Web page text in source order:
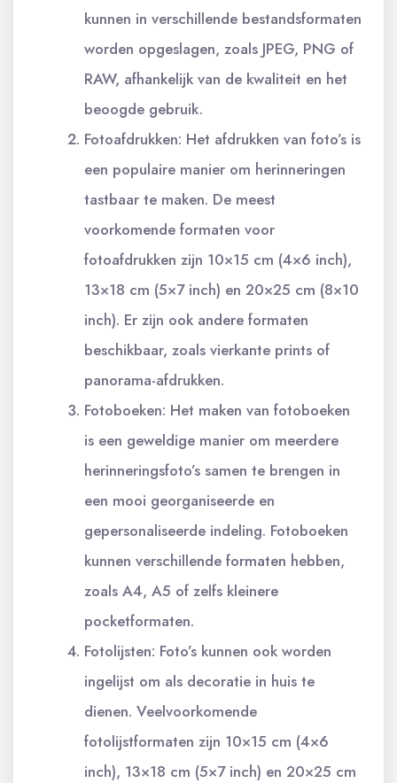
kunnen in verschillende bestandsformaten
worden opgeslagen, zoals JPEG, PNG of
RAW, afhankelijk van de kwaliteit en het
beoogde gebruik.
Fotoafdrukken: Het afdrukken van foto’s is
een populaire manier om herinneringen
tastbaar te maken. De meest
voorkomende formaten voor
fotoafdrukken zijn 10×15 cm (4×6 inch),
13×18 cm (5×7 inch) en 20×25 cm (8×10
inch). Er zijn ook andere formaten
beschikbaar, zoals vierkante prints of
panorama-afdrukken.
Fotoboeken: Het maken van fotoboeken
is een geweldige manier om meerdere
herinneringsfoto’s samen te brengen in
een mooi georganiseerde en
gepersonaliseerde indeling. Fotoboeken
kunnen verschillende formaten hebben,
zoals A4, A5 of zelfs kleinere
pocketformaten.
Fotolijsten: Foto’s kunnen ook worden
ingelijst om als decoratie in huis te
dienen. Veelvoorkomende
fotolijstformaten zijn 10×15 cm (4×6
inch), 13×18 cm (5×7 inch) en 20×25 cm